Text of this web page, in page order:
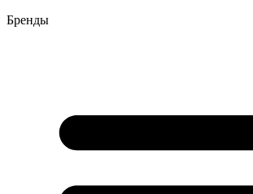
Бренды